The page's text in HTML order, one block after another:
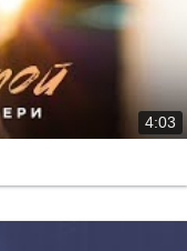
4:03